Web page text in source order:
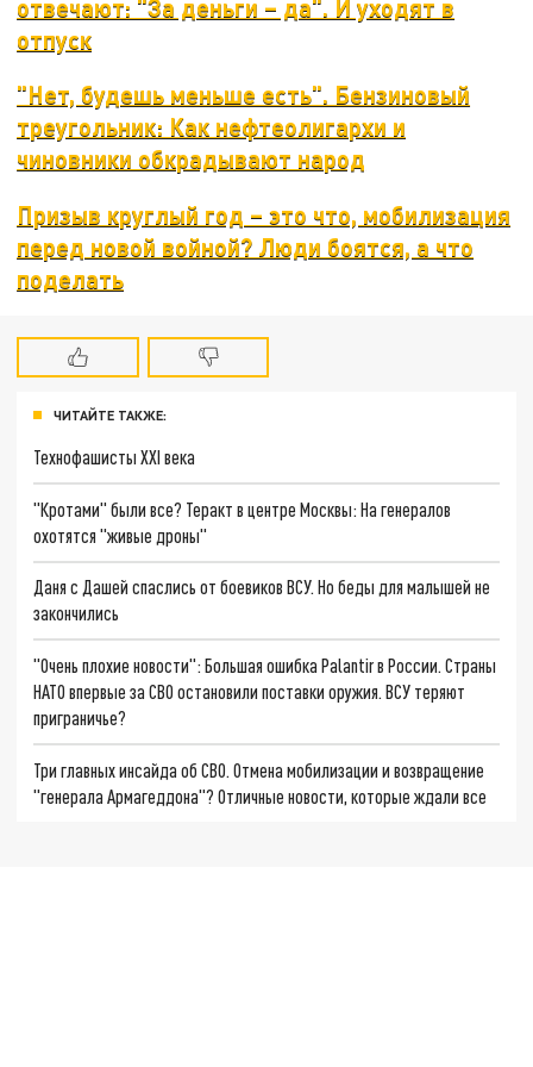
отвечают: "За деньги – да". И уходят в
отпуск
"Нет, будешь меньше есть". Бензиновый
треугольник: Как нефтеолигархи и
чиновники обкрадывают народ
Призыв круглый год – это что, мобилизация
перед новой войной? Люди боятся, а что
поделать
ЧИТАЙТЕ ТАКЖЕ:
Технофашисты XXI века
"Кротами" были все? Теракт в центре Москвы: На генералов
охотятся "живые дроны"
Даня с Дашей спаслись от боевиков ВСУ. Но беды для малышей не
закончились
"Очень плохие новости": Большая ошибка Palantir в России. Страны
НАТО впервые за СВО остановили поставки оружия. ВСУ теряют
приграничье?
Три главных инсайда об СВО. Отмена мобилизации и возвращение
"генерала Армагеддона"? Отличные новости, которые ждали все